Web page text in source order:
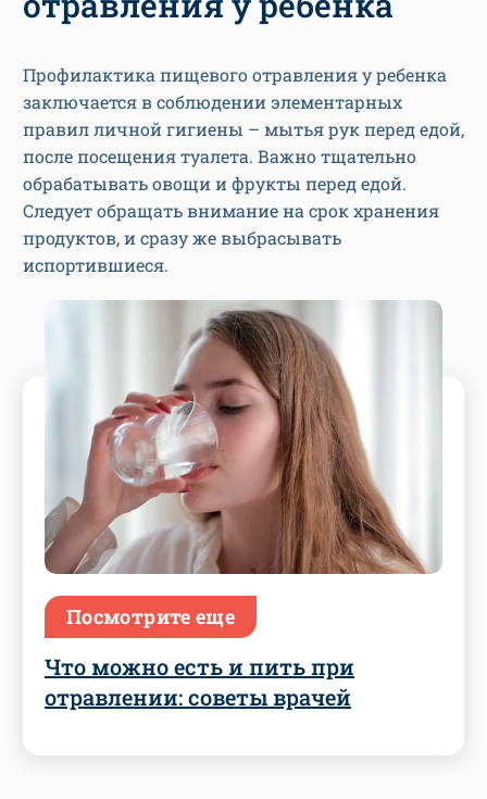
Профилактика пищевого отравления у ребенка
заключается в соблюдении элементарных
правил личной гигиены – мытья рук перед едой,
после посещения туалета. Важно тщательно
обрабатывать овощи и фрукты перед едой.
Следует обращать внимание на срок хранения
продуктов, и сразу же выбрасывать
испортившиеся.
Посмотрите еще
Что можно есть и пить при
отравлении: советы врачей